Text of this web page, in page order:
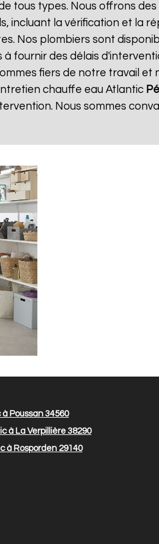
tous types. Nous offrons
incluant la vérification et la
Nos plombiers sont
à fournir des délais
fiers de notre travail
chauffe eau Atlantic
Nous sommes
Poussan 34560
La Verpillière 38290
Rosporden 29140